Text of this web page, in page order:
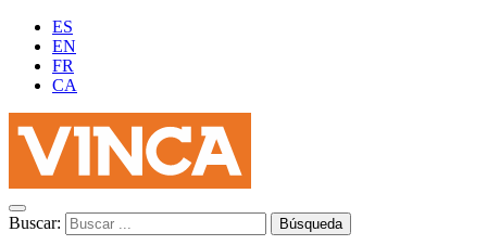
ES
EN
FR
CA
Buscar: